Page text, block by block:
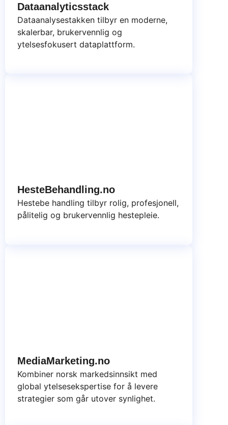
Dataanalyticsstack
Dataanalysestakken tilbyr en moderne,
skalerbar, brukervennlig og
ytelsesfokusert dataplattform.
HesteBehandling.no
Hestebe handling tilbyr rolig, profesjonell,
pålitelig og brukervennlig hestepleie.
MediaMarketing.no
Kombiner norsk markedsinnsikt med
global ytelsesekspertise for å levere
strategier som går utover synlighet.